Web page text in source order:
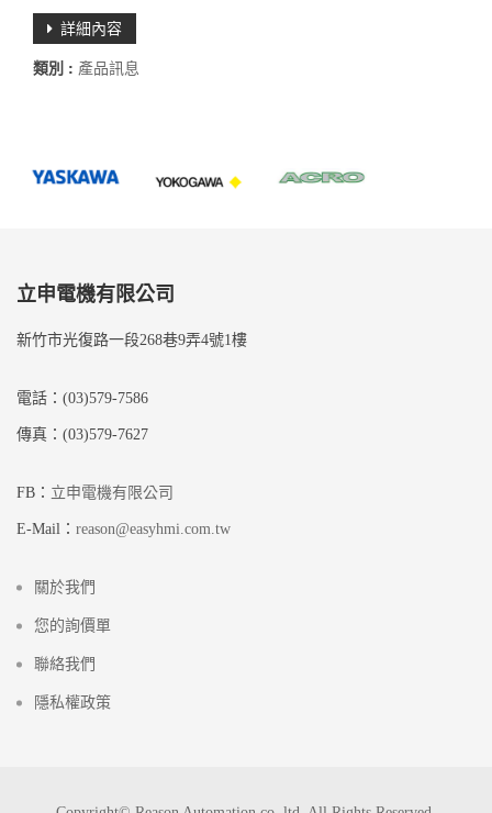
詳細內容
類別 : 產品訊息
立申電機有限公司
新竹市光復路一段268巷9弄4號1樓
電話：(03)579-7586
傳真：(03)579-7627
FB： 立申電機有限公司
E-Mail： reason@easyhmi.com.tw
關於我們
您的詢價單
聯絡我們
隱私權政策